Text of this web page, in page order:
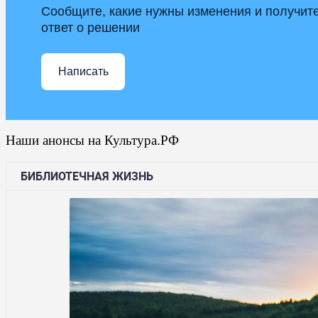
Сообщите, какие нужны изменения и
ответ о решении
Написать
Наши анонсы на Культура.РФ